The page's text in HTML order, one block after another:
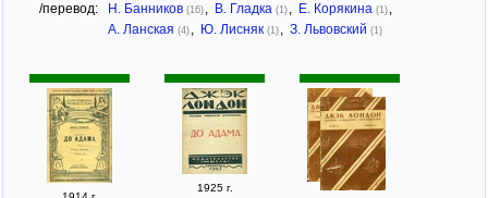
/перевод: Н. Банников (16) , В. Гладка (1) , Е. Корякина (1) ,
А. Ланская (4) , Ю. Лисняк (1) , З. Львовский (1)
1925 г.